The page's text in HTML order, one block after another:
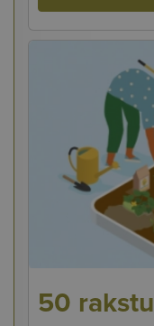
50 rakstu